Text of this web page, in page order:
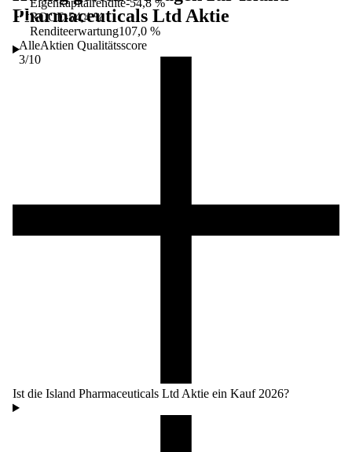
Eigenkapitalrendite-54,8 %
ROCE-54,4 %
Renditeerwartung107,0 %
AlleAktien Qualitätsscore
3/10
Pharmaceuticals LtdAktie
Ist die Island Pharmaceuticals Ltd Aktie ein Kauf 2026?